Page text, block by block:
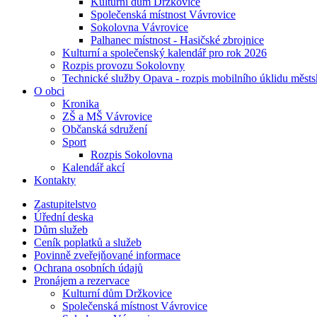
Společenská místnost Vávrovice
Sokolovna Vávrovice
Palhanec místnost - Hasičské zbrojnice
Kulturní a společenský kalendář pro rok 2026
Rozpis provozu Sokolovny
Technické služby Opava - rozpis mobilního úklidu
O obci
Kronika
ZŠ a MŠ Vávrovice
Občanská sdružení
Sport
Rozpis Sokolovna
Kalendář akcí
Kontakty
Zastupitelstvo
Úřední deska
Dům služeb
Ceník poplatků a služeb
Povinně zveřejňované informace
Ochrana osobních údajů
Pronájem a rezervace
Kulturní dům Držkovice
Společenská místnost Vávrovice